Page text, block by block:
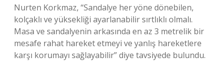
Nurten Korkmaz, “Sandalye her yöne dönebilen,
kolçaklı ve yüksekliği ayarlanabilir sırtlıklı olmalı.
Masa ve sandalyenin arkasında en az 3 metrelik bir
mesafe rahat hareket etmeyi ve yanlış hareketlere
karşı korumayı sağlayabilir” diye tavsiyede bulundu.